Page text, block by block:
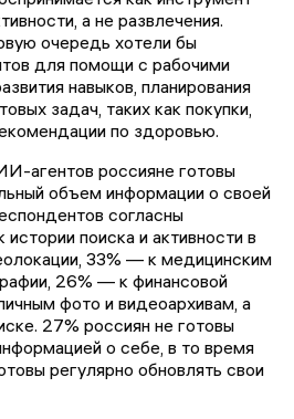
а не развлечения.
очередь хотели бы
для помощи с рабочими
навыков, планирования
задач, таких как покупки,
по здоровью.
агентов россияне готовы
объем информации о своей
согласны
поиска и активности в
33% — к медицинским
26% — к финансовой
фото и видеоархивам, а
27% россиян не готовы
о себе, в то время
регулярно обновлять свои